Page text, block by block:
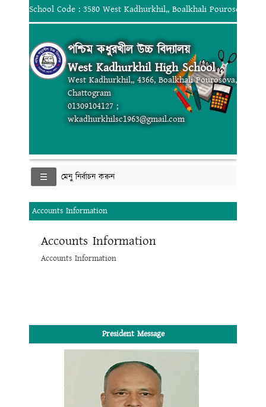
School Code : 3580 West Kadhurkhil,, Boalkhali Pourosova,
পশ্চিম কধুরখীল উচ্চ বিদ্যালয়
West Kadhurkhil High School
West Kadhurkhil,, 4366, Boalkhali Pourosova,
Chattogram
01309104127 ;
wkadhurkhilsc1963@gmail.com
মেনু নির্বাচন করুন
Accounts Information
Accounts Information
Accounts Information
President Message